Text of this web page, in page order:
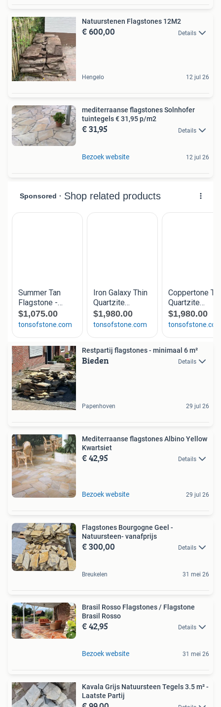
Natuurstenen Flagstones 12M2
€ 600,00 Details
Hengelo 12 jul 26
mediterraanse flagstones Solnhofer
tuintegels € 31,95 p/m2
€ 31,95 Details
Bezoek website 12 jul 26
Restpartij flagstones - minimaal 6 m²
Bieden Details
Papenhoven 29 jul 26
Mediterraanse flagstones Albino Yellow
Kwartsiet
€ 42,95 Details
Bezoek website 29 jul 26
Flagstones Bourgogne Geel -
Natuursteen- vanafprijs
€ 300,00 Details
Breukelen 31 mei 26
Brasil Rosso Flagstones / Flagstone
Brasil Rosso
€ 42,95 Details
Bezoek website 31 mei 26
Kavala Grijs Natuursteen Tegels 3.5 m² -
Laatste Partij